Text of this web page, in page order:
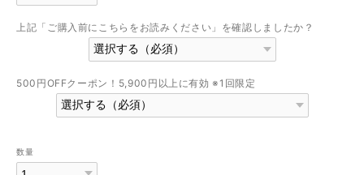
上記「ご購入前にこちらをお読みください」を確認しましたか？
500円OFFクーポン！5,900円以上に有効 ※1回限定
数量